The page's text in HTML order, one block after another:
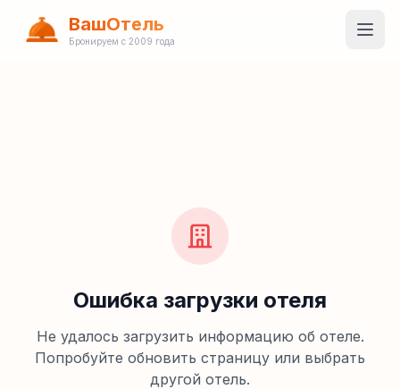
ВашОтель
Бронируем с 2009 года
Ошибка загрузки отеля
Не удалось загрузить информацию об отеле.
Попробуйте обновить страницу или выбрать
другой отель.